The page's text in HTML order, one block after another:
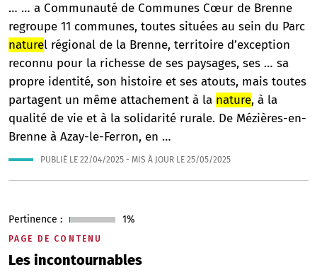
… … a Communauté de Communes Cœur de Brenne
regroupe 11 communes, toutes situées au sein du Parc
naturel régional de la Brenne, territoire d’exception
reconnu pour la richesse de ses paysages, ses … sa
propre identité, son histoire et ses atouts, mais toutes
partagent un même attachement à la nature, à la
qualité de vie et à la solidarité rurale. De Mézières-en-
Brenne à Azay-le-Ferron, en …
PUBLIÉ LE 22/04/2025 - MIS À JOUR LE 25/05/2025
PAGE DE CONTENU
Les incontournables
Pertinence : 1%